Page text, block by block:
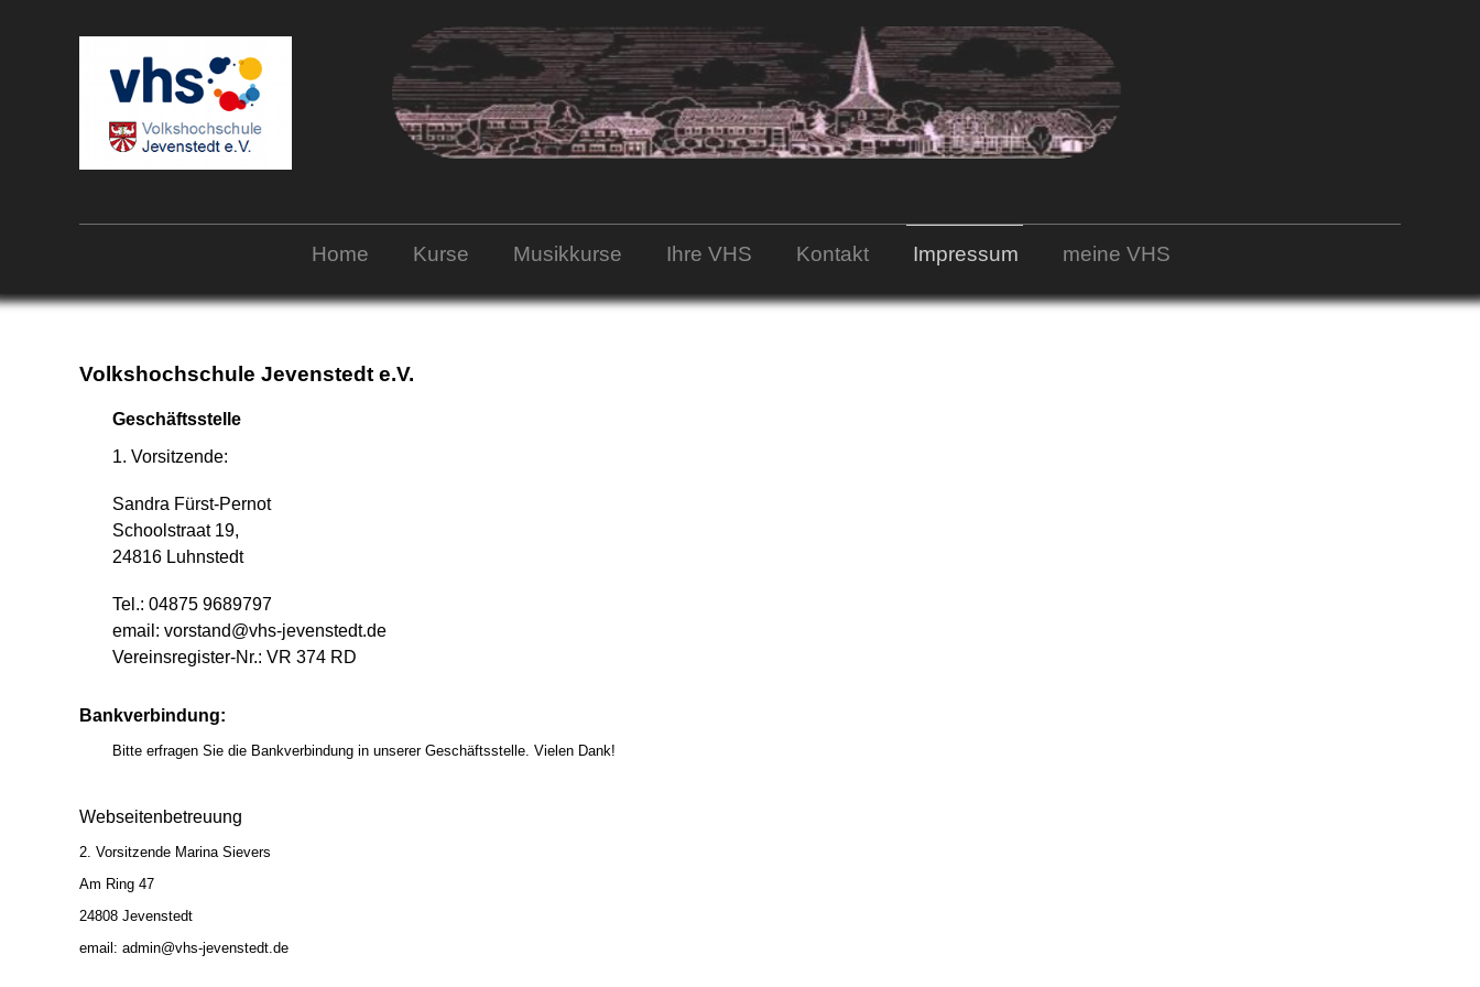
Home Kurse Musikkurse Ihre VHS Kontakt Impressum meine VHS
Volkshochschule Jevenstedt e.V.
Geschäftsstelle
1. Vorsitzende:
Sandra Fürst-Pernot
Schoolstraat 19,
24816 Luhnstedt
Tel.: 04875 9689797
email: vorstand@vhs-jevenstedt.de
Vereinsregister-Nr.: VR 374 RD
Bankverbindung:
Bitte erfragen Sie die Bankverbindung in unserer Geschäftsstelle. Vielen Dank!
Webseitenbetreuung
2. Vorsitzende Marina Sievers
Am Ring 47
24808 Jevenstedt
email: admin@vhs-jevenstedt.de